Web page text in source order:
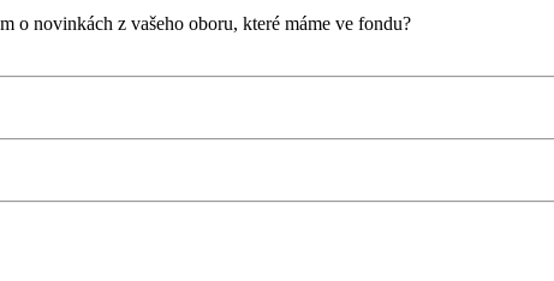
o novinkách z vašeho oboru, které máme ve fondu?